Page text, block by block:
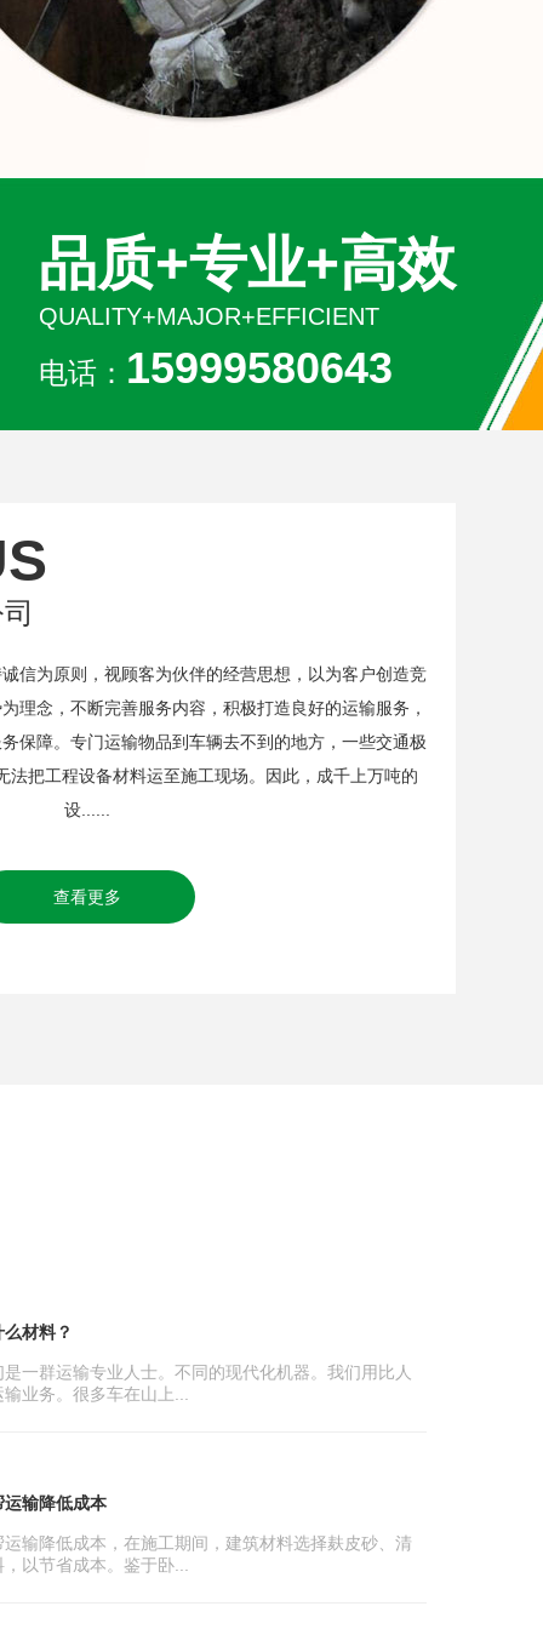
品质+专业+高效
QUALITY+MAJOR+EFFICIENT
电话： 15999580643
为原则，视顾客为伙伴的经营思想，以为客户创造竞
理念，不断完善服务内容，积极打造良好的运输服务，
保障。专门运输物品到车辆去不到的地方，一些交通极
法把工程设备材料运至施工现场。因此，成千上万吨的
设......
查看更多
材料？
一群运输专业人士。不同的现代化机器。我们用比人
业务。很多车在山上...
输降低成本
输降低成本，在施工期间，建筑材料选择麸皮砂、清
以节省成本。鉴于卧...